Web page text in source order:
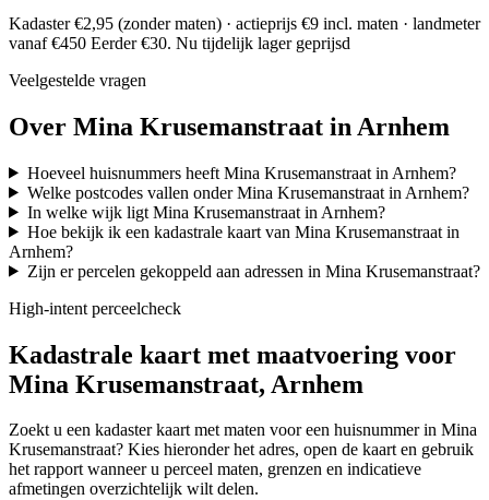
Kadaster €2,95 (zonder maten) · actieprijs €9 incl. maten · landmeter
vanaf €450 Eerder €30. Nu tijdelijk lager geprijsd
Veelgestelde vragen
Over Mina Krusemanstraat in Arnhem
Hoeveel huisnummers heeft Mina Krusemanstraat in Arnhem?
Welke postcodes vallen onder Mina Krusemanstraat in Arnhem?
In welke wijk ligt Mina Krusemanstraat in Arnhem?
Hoe bekijk ik een kadastrale kaart van Mina Krusemanstraat in
Arnhem?
Zijn er percelen gekoppeld aan adressen in Mina Krusemanstraat?
High-intent perceelcheck
Kadastrale kaart met maatvoering voor
Mina Krusemanstraat, Arnhem
Zoekt u een kadaster kaart met maten voor een huisnummer in Mina
Krusemanstraat? Kies hieronder het adres, open de kaart en gebruik
het rapport wanneer u perceel maten, grenzen en indicatieve
afmetingen overzichtelijk wilt delen.